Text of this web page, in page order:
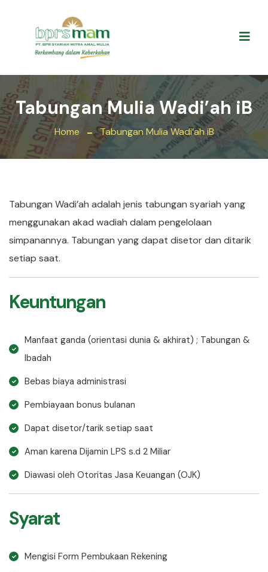
Tabungan Mulia Wadi’ah iB
Home Tabungan Mulia Wadi’ah iB
Tabungan Wadi’ah adalah jenis tabungan syariah yang
menggunakan akad wadiah dalam pengelolaan
simpanannya. Tabungan yang dapat disetor dan ditarik
setiap saat.
Keuntungan
Manfaat ganda (orientasi dunia & akhirat) ; Tabungan &
Ibadah
Bebas biaya administrasi
Pembiayaan bonus bulanan
Dapat disetor/tarik setiap saat
Aman karena Dijamin LPS s.d 2 Miliar
Diawasi oleh Otoritas Jasa Keuangan (OJK)
Syarat
Mengisi Form Pembukaan Rekening